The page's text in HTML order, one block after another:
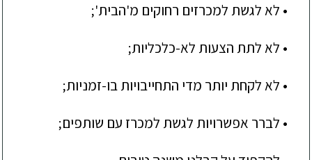
• לא לגשת למכרזים רחוקים מ'הבית';
• לא לתת הצעות לא-כלכליות;
• לא לקחת יותר מדי התחייבויות בו-זמניות;
• לברר אפשרויות לגשת למכרז עם שותפים;